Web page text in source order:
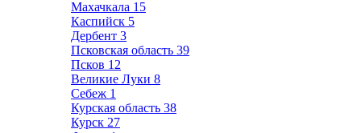
Махачкала 15
Каспийск 5
Дербент 3
Псковская область 39
Псков 12
Великие Луки 8
Себеж 1
Курская область 38
Курск 27